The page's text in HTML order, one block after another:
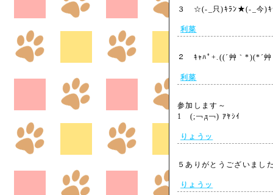
３ ☆(-_只)ｷﾗﾝ★(-_今)
利菜
２ ｷｬﾊﾟ+.((´艸｀*)(*´
利菜
参加します～
1 (;￢д￢) ｱﾔｼｲ
りょうッ
５ありがとうございま
りょうッ